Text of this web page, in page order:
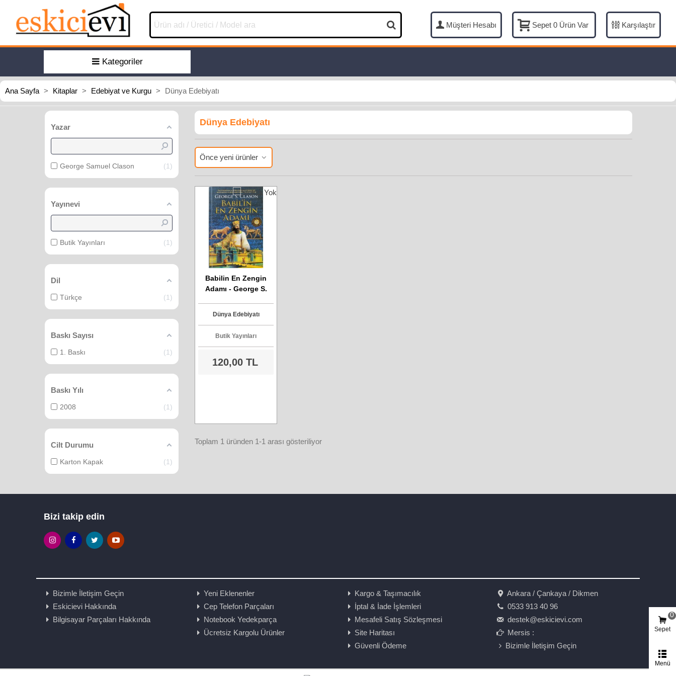
Müşteri Hesabı Sepet 0 Ürün Var Karşılaştır
Kategoriler
Ana Sayfa > Kitaplar > Edebiyat ve Kurgu > Dünya Edebiyatı
Yazar
George Samuel Clason 1
Yayınevi
Butik Yayınları 1
Dil
Türkçe 1
Baskı Sayısı
1. Baskı 1
Baskı Yılı
2008 1
Cilt Durumu
Karton Kapak 1
Dünya Edebiyatı
Önce yeni ürünler
Babilin En Zengin
Adamı - George S.
Dünya Edebiyatı
Butik Yayınları
120,00 TL
Toplam 1 üründen 1-1 arası gösteriliyor
Bizi takip edin
Bizimle İletişim Geçin
Eskicievi Hakkında
Bilgisayar Parçaları Hakkında
Yeni Eklenenler
Cep Telefon Parçaları
Notebook Yedekparça
Ücretsiz Kargolu Ürünler
Kargo & Taşımacılık
İptal & İade İşlemleri
Mesafeli Satış Sözleşmesi
Site Haritası
Güvenli Ödeme
Ankara / Çankaya / Dikmen
0533 913 40 96
destek@eskicievi.com
Mersis :
Bizimle İletişim Geçin
Sepet
0
Menü